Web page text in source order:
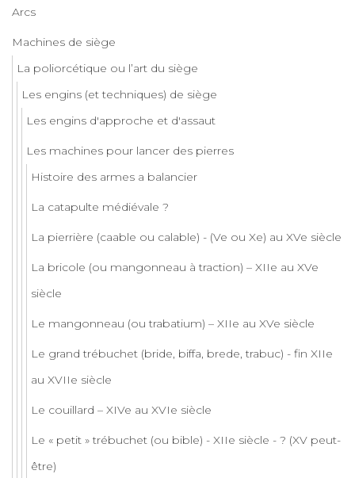
Arcs
Machines de siège
La poliorcétique ou l’art du siège
Les engins (et techniques) de siège
Les engins d'approche et d'assaut
Les machines pour lancer des pierres
Histoire des armes a balancier
La catapulte médiévale ?
La pierrière (caable ou calable) - (Ve ou Xe) au XVe siècle
La bricole (ou mangonneau à traction) – XIIe au XVe
siècle
Le mangonneau (ou trabatium) – XIIe au XVe siècle
Le grand trébuchet (bride, biffa, brede, trabuc) - fin XIIe
au XVIIe siècle
Le couillard – XIVe au XVIe siècle
Le « petit » trébuchet (ou bible) - XIIe siècle - ? (XV peut-
être)